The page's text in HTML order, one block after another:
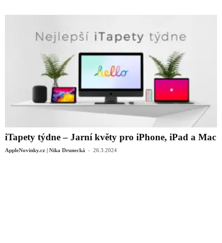
iTapety týdne – Jarní květy pro iPhone, iPad a Mac
AppleNovinky.cz | Nika Drunecká - 26.3.2024